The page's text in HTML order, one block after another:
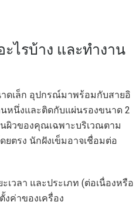
ไรบ้าง และทำงาน
ดเล็ก อุปกรณ์มาพร้อมกับสายอิ
หนึ่งและติดกับแผ่นรองขนาด 2
ผิวของคุณเฉพาะบริเวณตาม
ตรง นักฝังเข็มอาจเชื่อมต่อ
วลา และประเภท (ต่อเนื่องหรือ
ค่าของเครื่อง